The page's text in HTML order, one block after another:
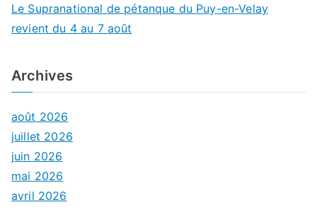
Le Supranational de pétanque du Puy-en-Velay
revient du 4 au 7 août
Archives
août 2026
juillet 2026
juin 2026
mai 2026
avril 2026